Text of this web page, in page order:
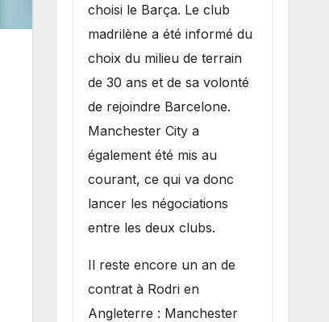
choisi le Barça. Le club
madrilène a été informé du
choix du milieu de terrain
de 30 ans et de sa volonté
de rejoindre Barcelone.
Manchester City a
également été mis au
courant, ce qui va donc
lancer les négociations
entre les deux clubs.
​Il reste encore un an de
contrat à Rodri en
Angleterre : Manchester